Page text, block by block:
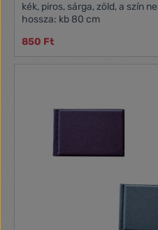
kék, piros, sárga, zöld, a szín
hossza: kb 80 cm
850 Ft